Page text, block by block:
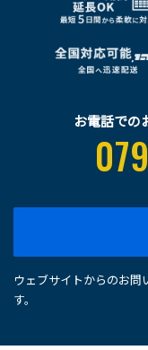
お電話での
ウェブサイトからのお問
す。